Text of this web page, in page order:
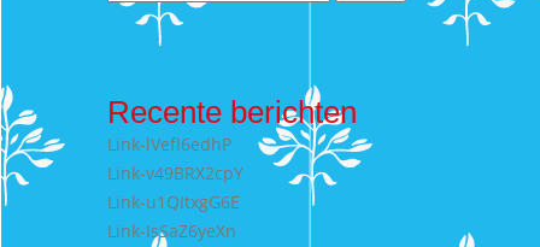
naar:
Recente berichten
Link-lVefI6edhP
Link-v49BRX2cpY
Link-u1QItxgG6E
Link-IsSaZ6yeXn